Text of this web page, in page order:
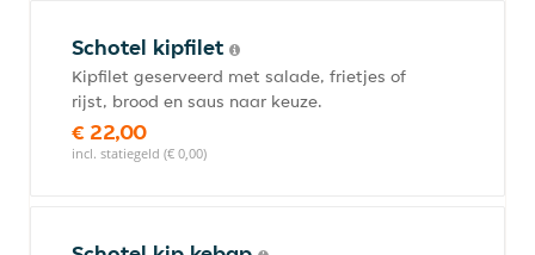
Schotel kipfilet
Kipfilet geserveerd met salade, frietjes of
rijst, brood en saus naar keuze.
€ 22,00
incl. statiegeld (€ 0,00)